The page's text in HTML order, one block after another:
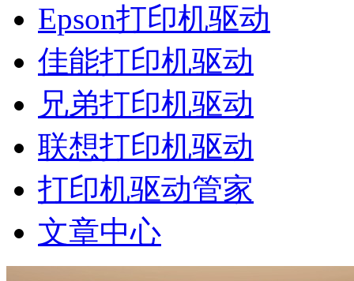
Epson打印机驱动
佳能打印机驱动
兄弟打印机驱动
联想打印机驱动
打印机驱动管家
文章中心